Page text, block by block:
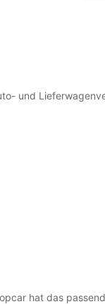
und
hat das